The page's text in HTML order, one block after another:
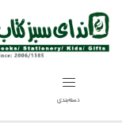
دسته‌بندي